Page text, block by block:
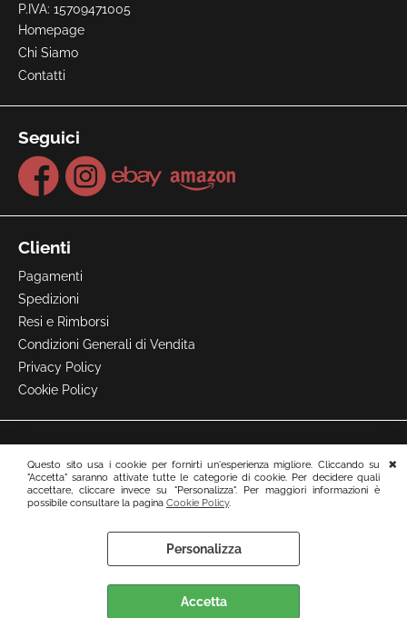
Questo sito usa i cookie per fornirti un'esperienza migliore. Cliccando su
"Accetta" saranno attivate tutte le categorie di cookie. Per decidere quali
accettare, cliccare invece su "Personalizza". Per maggiori informazioni è
possibile consultare la pagina Cookie Policy.
Personalizza
Accetta
P.IVA: 15709471005
Homepage
Chi Siamo
Contatti
Seguici
Clienti
Pagamenti
Spedizioni
Resi e Rimborsi
Condizioni Generali di Vendita
Privacy Policy
Cookie Policy
Preferenze cookie